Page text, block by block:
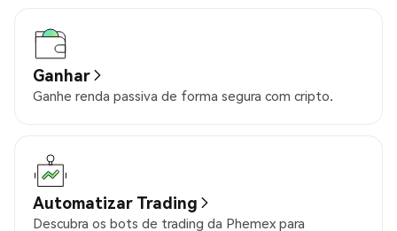
Ganhar
Ganhe renda passiva de forma segura com cripto.
Automatizar Trading
Descubra os bots de trading da Phemex para